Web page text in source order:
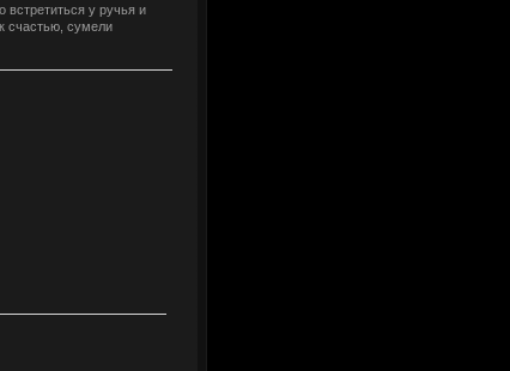
встретиться у ручья и
счастью, сумели